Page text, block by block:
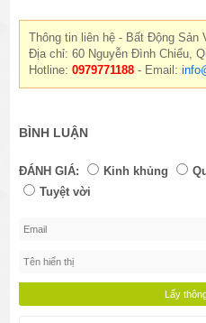
Thông tin liên hệ - Bất Động Sản
Địa chỉ: 60 Nguyễn Đình Chiểu,
Hotline:0979771188 - Email:
BÌNH LUẬN
ĐÁNH GIÁ: Kinh khủng
Tuyệt vời